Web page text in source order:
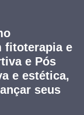
fitoterapia e
e Pós
e estética,
seus